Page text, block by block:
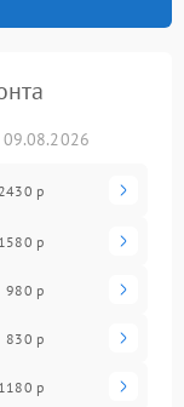
2430 р
1580 р
980 р
830 р
1180 р